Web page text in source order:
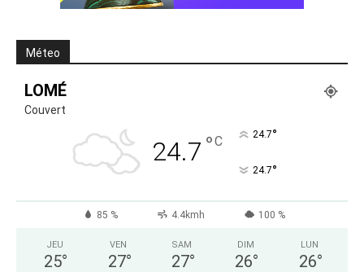
Méteo
LOMÉ
Couvert
24.7 °C 24.7°
24.7°
85 % 4.4kmh 100 %
JEU
25°
VEN
27°
SAM
27°
DIM
26°
LUN
26°